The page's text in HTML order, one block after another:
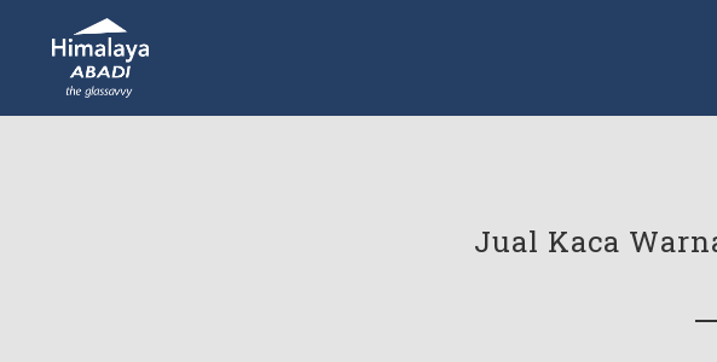
Jual Kaca